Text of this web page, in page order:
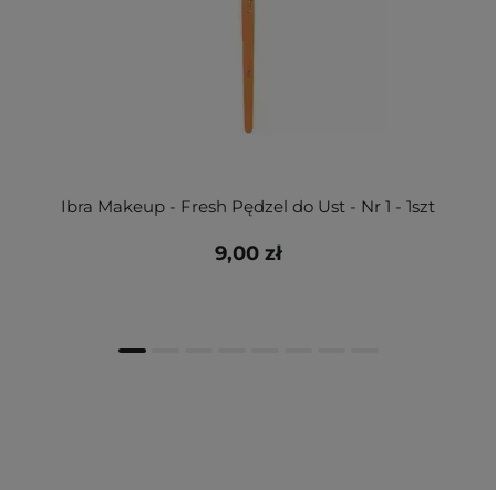
Ibra Makeup - Fresh Pędzel do Ust - Nr 1 - 1szt
9,00 zł